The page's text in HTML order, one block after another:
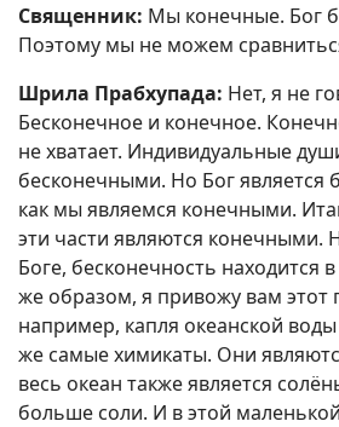
Священник: Мы конечные. Бог
Поэтому мы не можем
Шрила Прабхупада: Нет, я не
Бесконечное и конечное.
не хватает. Индивидуальные
бесконечными. Но Бог является
как мы являемся конечными.
эти части являются конечными.
Боге, бесконечность находится
же образом, я привожу вам этот
например, капля океанской
же самые химикаты. Они
весь океан также является
больше соли. И в этой